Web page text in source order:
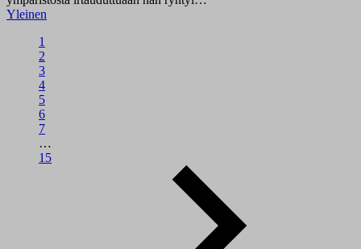
Yleinen
1
2
3
4
5
6
7
…
15